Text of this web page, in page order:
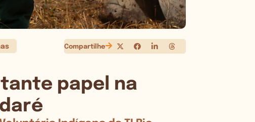
Compartilhe
papel na